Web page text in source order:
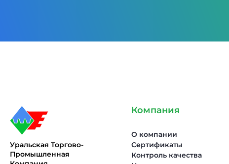
Уральская Торгово-
Промышленная
Компания
О компании
Сертификаты
Контроль качества